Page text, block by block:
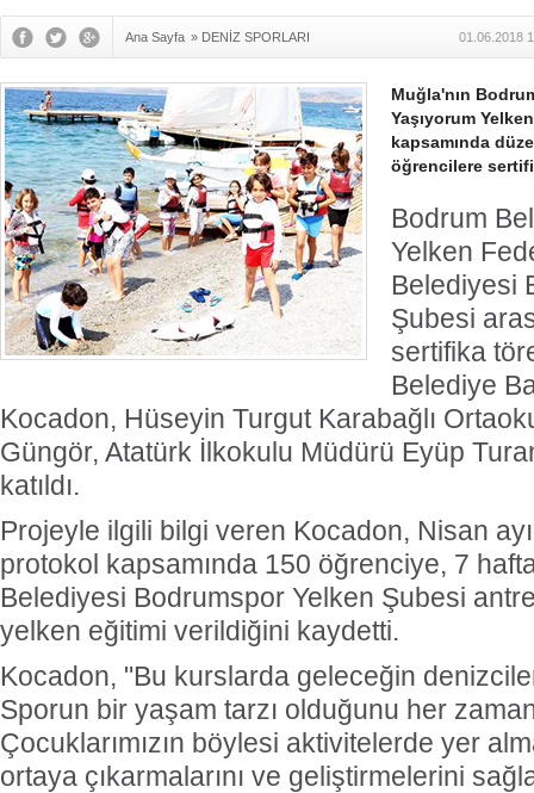
Ana Sayfa » DENİZ SPORLARI 01.06.2018
Muğla'nın
Yaşıyorum
kapsamında
öğrencilere
Bodrum
Yelken
Belediyesi
Şubesi
sertifika
Belediye
Kocadon, Hüseyin Turgut Karabağlı
Güngör, Atatürk İlkokulu Müdürü Eyüp
katıldı.
Projeyle ilgili bilgi veren Kocadon, Nisan
protokol kapsamında 150 öğrenciye, 7
Belediyesi Bodrumspor Yelken Şubesi
yelken eğitimi verildiğini kaydetti.
Kocadon, "Bu kurslarda geleceğin
Sporun bir yaşam tarzı olduğunu her
Çocuklarımızın böylesi aktivitelerde yer
ortaya çıkarmalarını ve geliştirmelerini